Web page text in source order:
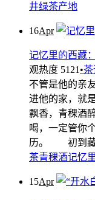
井绿茶产地
16Apr
记忆里的西藏
观热度 5121 •茶
不管是他的亲
进他的家，就
飘香，青稞酒
喝，一定管
历。 初到藏
茶青稞酒记忆
15Apr